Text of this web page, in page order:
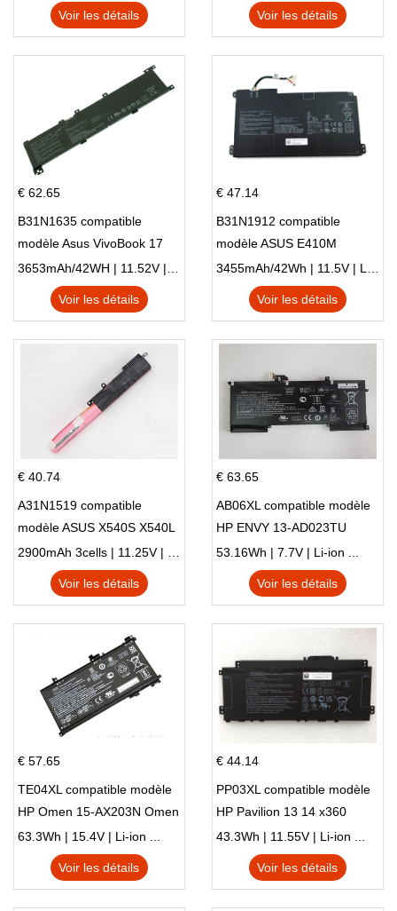
Voir les détails Voir les détails
€ 62.65
B31N1635 compatible
modèle Asus VivoBook 17
X705NC X705UA X705UV
X705UN X705UD
3653mAh/42WH | 11.52V | Li-ion ...
Voir les détails
€ 47.14
B31N1912 compatible
modèle ASUS E410M
E410MA L410MA
3455mAh/42Wh | 11.5V | Li-ion ...
Voir les détails
€ 40.74
A31N1519 compatible
modèle ASUS X540S X540L
X540LA-SI302 X540SA
X540S
2900mAh 3cells | 11.25V | Li-ion ...
Voir les détails
€ 63.65
AB06XL compatible modèle
HP ENVY 13-AD023TU
HSTNN-DB8C 921438-855
TPN-I128
53.16Wh | 7.7V | Li-ion ...
Voir les détails
€ 57.65
TE04XL compatible modèle
HP Omen 15-AX203N Omen
15 Series Pavilion 15 Series
63.3Wh | 15.4V | Li-ion ...
Voir les détails
€ 44.14
PP03XL compatible modèle
HP Pavilion 13 14 x360
L83388-AC1 L83388-421
HSTNN-LB8S M01118-421
M01144-005 13-BB 14-DV
43.3Wh | 11.55V | Li-ion ...
Voir les détails